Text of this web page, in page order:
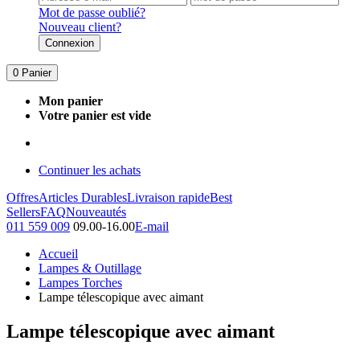
Mot de passe oublié?
Nouveau client?
Connexion
0 Panier
Mon panier
Votre panier est vide
Continuer les achats
OffresArticles DurablesLivraison rapideBest
SellersFAQNouveautés
011 559 009 09.00-16.00E-mail
Accueil
Lampes & Outillage
Lampes Torches
Lampe télescopique avec aimant
Lampe télescopique avec aimant